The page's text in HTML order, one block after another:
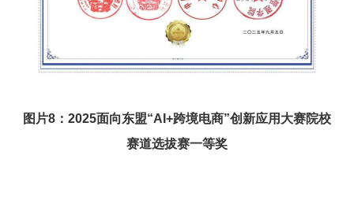
图片8：2025面向东盟“AI+跨境电商”创新应用大赛院校
赛道选拔赛一等奖